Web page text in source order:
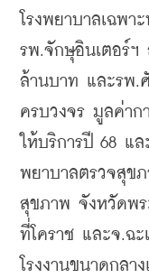
โรงพยาบาลเฉพา
รพ.จักษุอินเตอร์ฯ
ล้านบาท และรพ.
ครบวงจร มูลค่าก
ให้บริการปี 68 แ
พยาบาลตรวจสุข
สุขภาพ จังหวัดพ
ที่โคราช และจ.ฉะ
โรงงานขนาดกลา